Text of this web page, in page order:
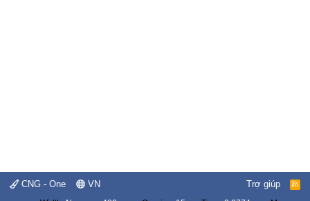
CNG - One VN Trợ giúp
R